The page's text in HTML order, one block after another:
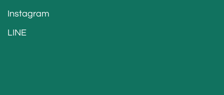
Instagram
LINE